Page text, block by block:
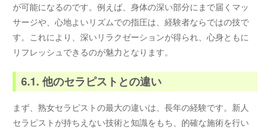
が可能になるのです。例えば、身体の深い部分にまで届くマッ
サージや、心地よいリズムでの指圧は、経験者ならではの技で
す。これにより、深いリラクゼーションが得られ、心身ともに
リフレッシュできるのが魅力となります。
6.1. 他のセラピストとの違い
まず、熟女セラピストの最大の違いは、長年の経験です。新人
セラピストが持ちえない技術と知識をもち、的確な施術を行い